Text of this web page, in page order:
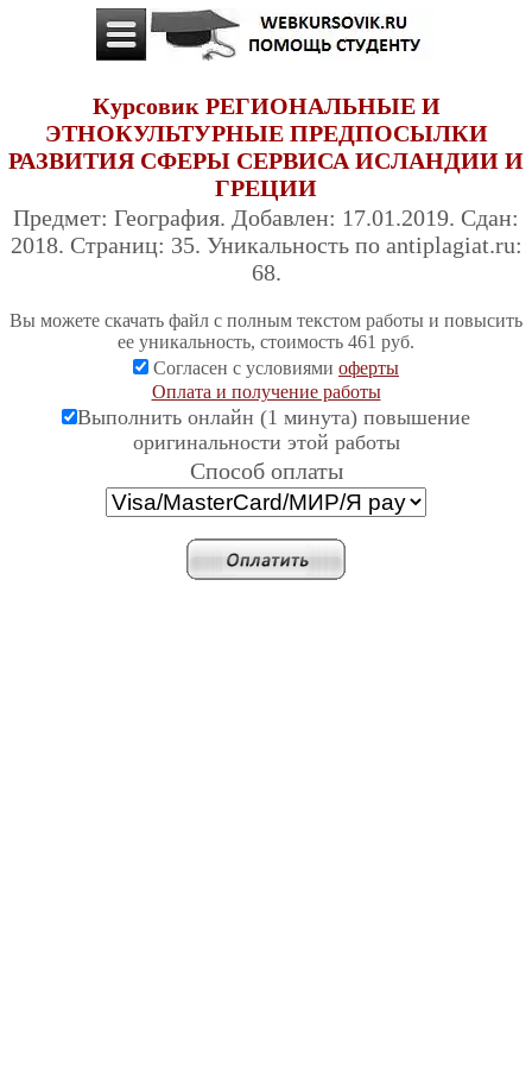
Курсовик РЕГИОНАЛЬНЫЕ И
ЭТНОКУЛЬТУРНЫЕ ПРЕДПОСЫЛКИ
РАЗВИТИЯ СФЕРЫ СЕРВИСА ИСЛАНДИИ И
ГРЕЦИИ
Предмет: География. Добавлен: 17.01.2019. Сдан:
2018. Страниц: 35. Уникальность по antiplagiat.ru:
68.
Вы можете скачать файл с полным текстом работы и повысить
ее уникальность, стоимость 461 руб.
Согласен с условиями оферты
Оплата и получение работы
Выполнить онлайн (1 минута) повышение
оригинальности этой работы
Cпособ оплаты